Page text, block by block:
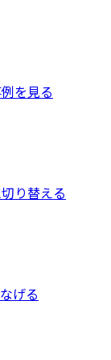
を見る
り替える
げる